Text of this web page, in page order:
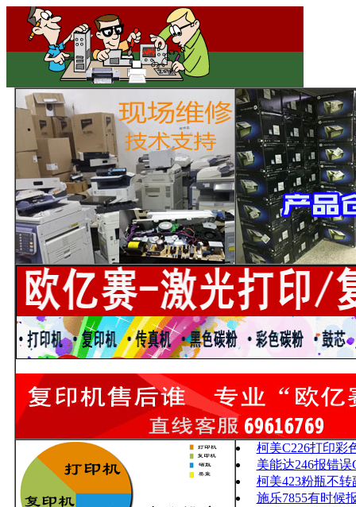
柯美C226打印彩
美能达246报错误
柯美423粉瓶不
施乐7855有时候